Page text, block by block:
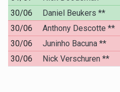
30/06
Daniel Beukers **
30/06
Anthony Descotte **
30/06
Juninho Bacuna **
30/06
Nick Verschuren **